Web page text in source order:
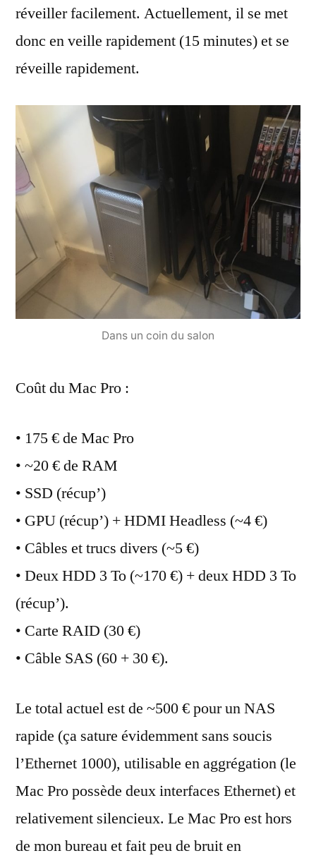
réveiller facilement. Actuellement, il se met
donc en veille rapidement (15 minutes) et se
réveille rapidement.
Dans un coin du salon
Coût du Mac Pro :
• 175 € de Mac Pro
• ~20 € de RAM
• SSD (récup’)
• GPU (récup’) + HDMI Headless (~4 €)
• Câbles et trucs divers (~5 €)
• Deux HDD 3 To (~170 €) + deux HDD 3 To
(récup’).
• Carte RAID (30 €)
• Câble SAS (60 + 30 €).
Le total actuel est de ~500 € pour un NAS
rapide (ça sature évidemment sans soucis
l’Ethernet 1000), utilisable en aggrégation (le
Mac Pro possède deux interfaces Ethernet) et
relativement silencieux. Le Mac Pro est hors
de mon bureau et fait peu de bruit en